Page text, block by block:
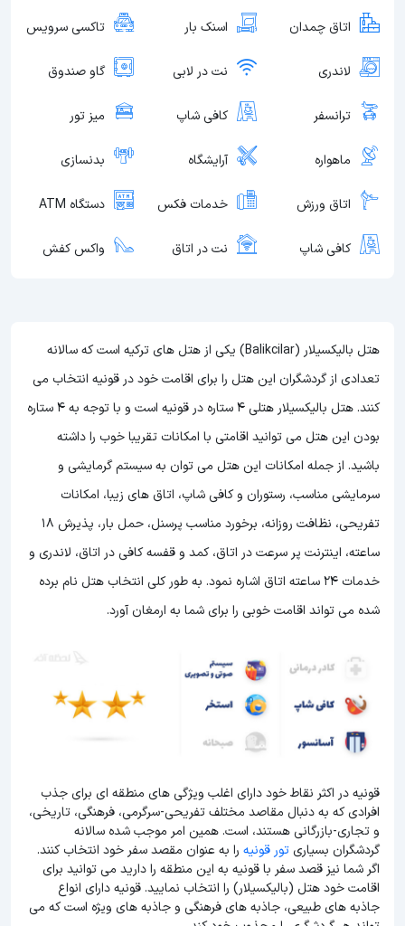
اتاق چمدان اسنک بار تاکسی سرویس
لاندری نت در لابی گاو صندوق
ترانسفر کافی شاپ میز تور
ماهواره آرایشگاه بدنسازی
اتاق ورزش خدمات فکس دستگاه ATM
کافی شاپ نت در اتاق واکس کفش
هتل بالیکسیلار (Balikcilar) یکی از هتل های ترکیه است که سالانه
تعدادی از گردشگران این هتل را برای اقامت خود در قونیه انتخاب می
کنند. هتل بالیکسیلار هتلی 4 ستاره در قونیه است و با توجه به 4 ستاره
بودن این هتل می توانید اقامتی با امکانات تقریبا خوب را داشته
باشید. از جمله امکانات این هتل می توان به سیستم گرمایشی و
سرمایشی مناسب، رستوران و کافی شاپ، اتاق های زیبا، امکانات
تفریحی، نظافت روزانه، برخورد مناسب پرسنل، حمل بار، پذیرش 18
ساعته، اینترنت پر سرعت در اتاق، کمد و قفسه کافی در اتاق، لاندری و
خدمات 24 ساعته اتاق اشاره نمود. به طور کلی انتخاب هتل نام برده
شده می تواند اقامت خوبی را برای شما به ارمغان آورد.
قونیه در اکثر نقاط خود دارای اغلب ویژگی های منطقه ای برای جذب
افرادی که به دنبال مقاصد مختلف تفریحی-سرگرمی، فرهنگی، تاریخی،
و تجاری-بازرگانی هستند، است. همین امر موجب شده سالانه
گردشگران بسیاریتور قونیه را به عنوان مقصد سفر خود انتخاب کنند.
اگر شما نیز قصد سفر با قونیه به این منطقه را دارید می توانید برای
اقامت خود هتل (بالیکسیلار) را انتخاب نمایید. قونیه دارای انواع
جاذبه های طبیعی، جاذبه های فرهنگی و جاذبه های ویژه است که می